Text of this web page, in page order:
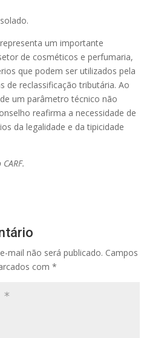
um importante
de cosméticos e perfumaria,
que podem ser utilizados pela
de reclassificação tributária. Ao
um parâmetro técnico não
reafirma a necessidade de
da legalidade e da tipicidade
mail não será publicado. Campos
com *